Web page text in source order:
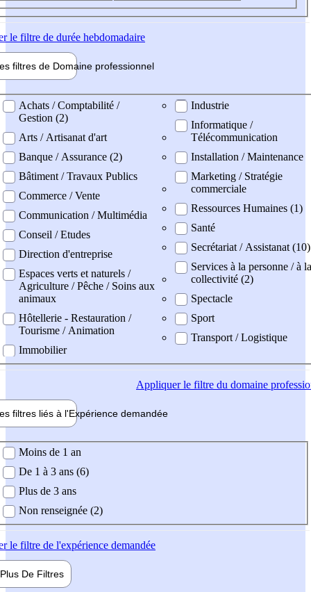
le filtre de durée hebdomadaire
filtres de Domaine professionnel
professionel
Achats / Comptabilité /
Gestion (2)
Arts / Artisanat d'art
Banque / Assurance (2)
Bâtiment / Travaux Publics
Commerce / Vente
Communication / Multimédia
Conseil / Etudes
Direction d'entreprise
Espaces verts et naturels /
Agriculture / Pêche / Soins aux
animaux
Hôtellerie - Restauration /
Tourisme / Animation
Immobilier
Industrie
Informatique /
Télécommunication
Installation / Maintenance
Marketing / Stratégie
commerciale
Ressources Humaines (1)
Santé
Secrétariat / Assistanat (10)
Services à la personne / à la
collectivité (2)
Spectacle
Sport
Transport / Logistique
Appliquerle filtre du domaine
filtres liés à l'Expérience demandée
demandée
Moins de 1 an
De 1 à 3 ans (6)
Plus de 3 ans
Non renseignée (2)
le filtre de l'expérience demandée
Plus De Filtres